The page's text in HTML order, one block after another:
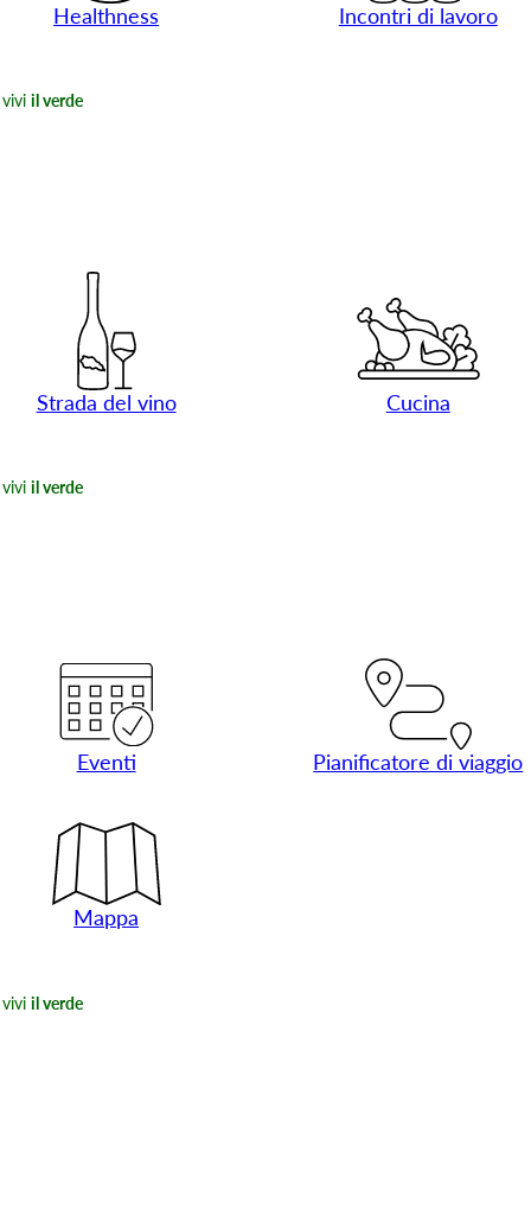
Healthness Incontri di lavoro
viviil verde
Strada del vino Cucina
viviil verde
Eventi Pianificatore di viaggio
Mappa
viviil verde